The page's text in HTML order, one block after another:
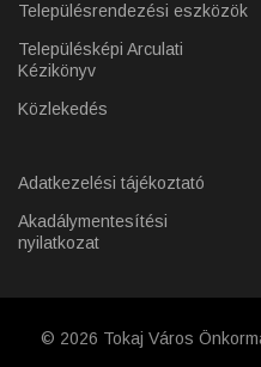
Településrendezési eszközök
Településképi Arculati
Kézikönyv
Közlekedés
Adatkezelési tájékoztató
Akadálymentesítési
nyilatkozat
© 2026 Tokaj Város